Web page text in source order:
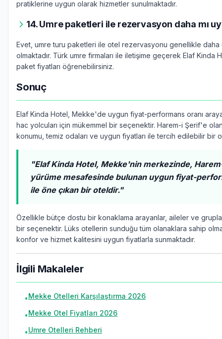
pratiklerine uygun olarak hizmetler sunulmaktadır.
14. Umre paketleri ile rezervasyon daha mı
Evet, umre turu paketleri ile otel rezervasyonu genellikle daha
olmaktadır. Türk umre firmaları ile iletişime geçerek Elaf Kinda
paket fiyatları öğrenebilirsiniz.
Sonuç
Elaf Kinda Hotel, Mekke'de uygun fiyat-performans oranı
hac yolcuları için mükemmel bir seçenektir. Harem-i Şerif'e
konumu, temiz odaları ve uygun fiyatları ile tercih edilebilir bir
"Elaf Kinda Hotel, Mekke'nin merkezinde,
yürüme mesafesinde bulunan uygun fiyat-
ile öne çıkan bir oteldir."
Özellikle bütçe dostu bir konaklama arayanlar, aileler ve
bir seçenektir. Lüks otellerin sunduğu tüm olanaklara sahip
konfor ve hizmet kalitesini uygun fiyatlarla sunmaktadır.
İlgili Makaleler
•Mekke Otelleri Karşılaştırma 2026
•Mekke Otel Fiyatları 2026
•Umre Otelleri Rehberi